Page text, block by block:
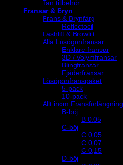
Tan tillbehör
Fransar & Bryn
Frans & Brynfärg
Reflectocil
Lashlift & Browlift
Alla Lösögonfransar
Enklare fransar
3D / Volymfransar
Blingfransar
Fjäderfransar
Lösögonfranspaket
5-pack
10-pack
Allt inom Fransförlängning
B-böj
B 0.05
C-böj
C 0,05
C 0,07
C 0,15
D-böj